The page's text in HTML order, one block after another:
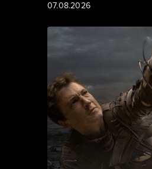
07.08.2026